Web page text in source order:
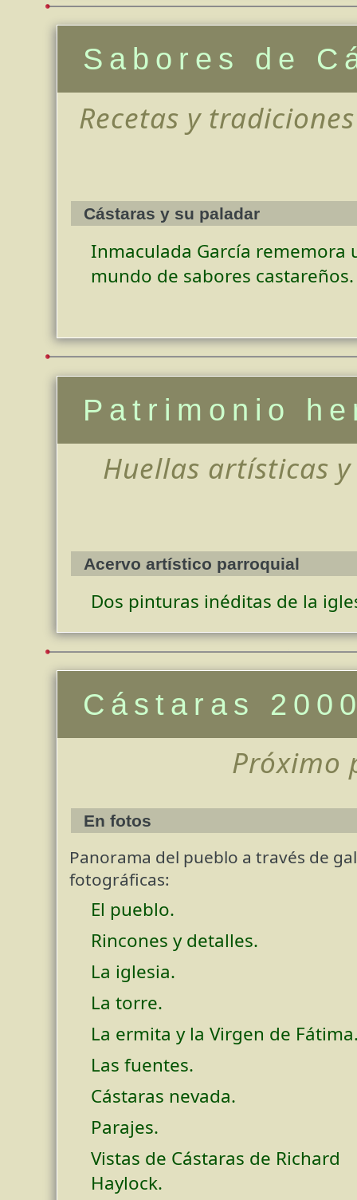
Sabores de
Recetas y
Cástaras y su paladar
Inmaculada García rememora
mundo de sabores castareños.
Patrimonio
Huellas artísticas
Acervo artístico parroquial
Dos pinturas inéditas de la
Cástaras
Próximo
En fotos
Panorama del pueblo a través de
fotográficas:
El pueblo.
Rincones y detalles.
La iglesia.
La torre.
La ermita y la Virgen de
Las fuentes.
Cástaras nevada.
Parajes.
Vistas de Cástaras de Richard
Haylock.